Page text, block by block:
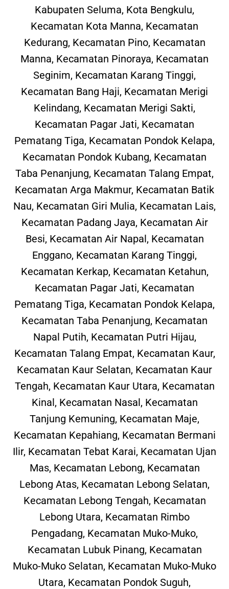
Kabupaten Seluma, Kota Bengkulu,
Kecamatan Kota Manna, Kecamatan
Kedurang, Kecamatan Pino, Kecamatan
Manna, Kecamatan Pinoraya, Kecamatan
Seginim, Kecamatan Karang Tinggi,
Kecamatan Bang Haji, Kecamatan Merigi
Kelindang, Kecamatan Merigi Sakti,
Kecamatan Pagar Jati, Kecamatan
Pematang Tiga, Kecamatan Pondok Kelapa,
Kecamatan Pondok Kubang, Kecamatan
Taba Penanjung, Kecamatan Talang Empat,
Kecamatan Arga Makmur, Kecamatan Batik
Nau, Kecamatan Giri Mulia, Kecamatan Lais,
Kecamatan Padang Jaya, Kecamatan Air
Besi, Kecamatan Air Napal, Kecamatan
Enggano, Kecamatan Karang Tinggi,
Kecamatan Kerkap, Kecamatan Ketahun,
Kecamatan Pagar Jati, Kecamatan
Pematang Tiga, Kecamatan Pondok Kelapa,
Kecamatan Taba Penanjung, Kecamatan
Napal Putih, Kecamatan Putri Hijau,
Kecamatan Talang Empat, Kecamatan Kaur,
Kecamatan Kaur Selatan, Kecamatan Kaur
Tengah, Kecamatan Kaur Utara, Kecamatan
Kinal, Kecamatan Nasal, Kecamatan
Tanjung Kemuning, Kecamatan Maje,
Kecamatan Kepahiang, Kecamatan Bermani
Ilir, Kecamatan Tebat Karai, Kecamatan Ujan
Mas, Kecamatan Lebong, Kecamatan
Lebong Atas, Kecamatan Lebong Selatan,
Kecamatan Lebong Tengah, Kecamatan
Lebong Utara, Kecamatan Rimbo
Pengadang, Kecamatan Muko-Muko,
Kecamatan Lubuk Pinang, Kecamatan
Muko-Muko Selatan, Kecamatan Muko-Muko
Utara, Kecamatan Pondok Suguh,